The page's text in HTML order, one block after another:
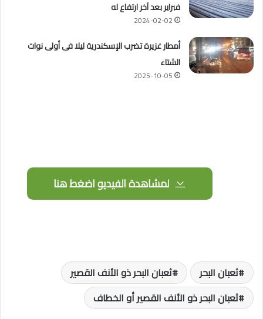
فبراير بعد آخر ارتفاع له
2024-02-02
أمطار غزيرة تضرب الإسكندرية ليلا فى أولى نوات
الشتاء
2025-10-05
لمشاهدة الفيديو اضغط هنا
‏ثعبان البحر
‏ثعبان البحر ذو الأنف القصير
‏ثعبان البحر ذو الأنف القصير أو الخطاف